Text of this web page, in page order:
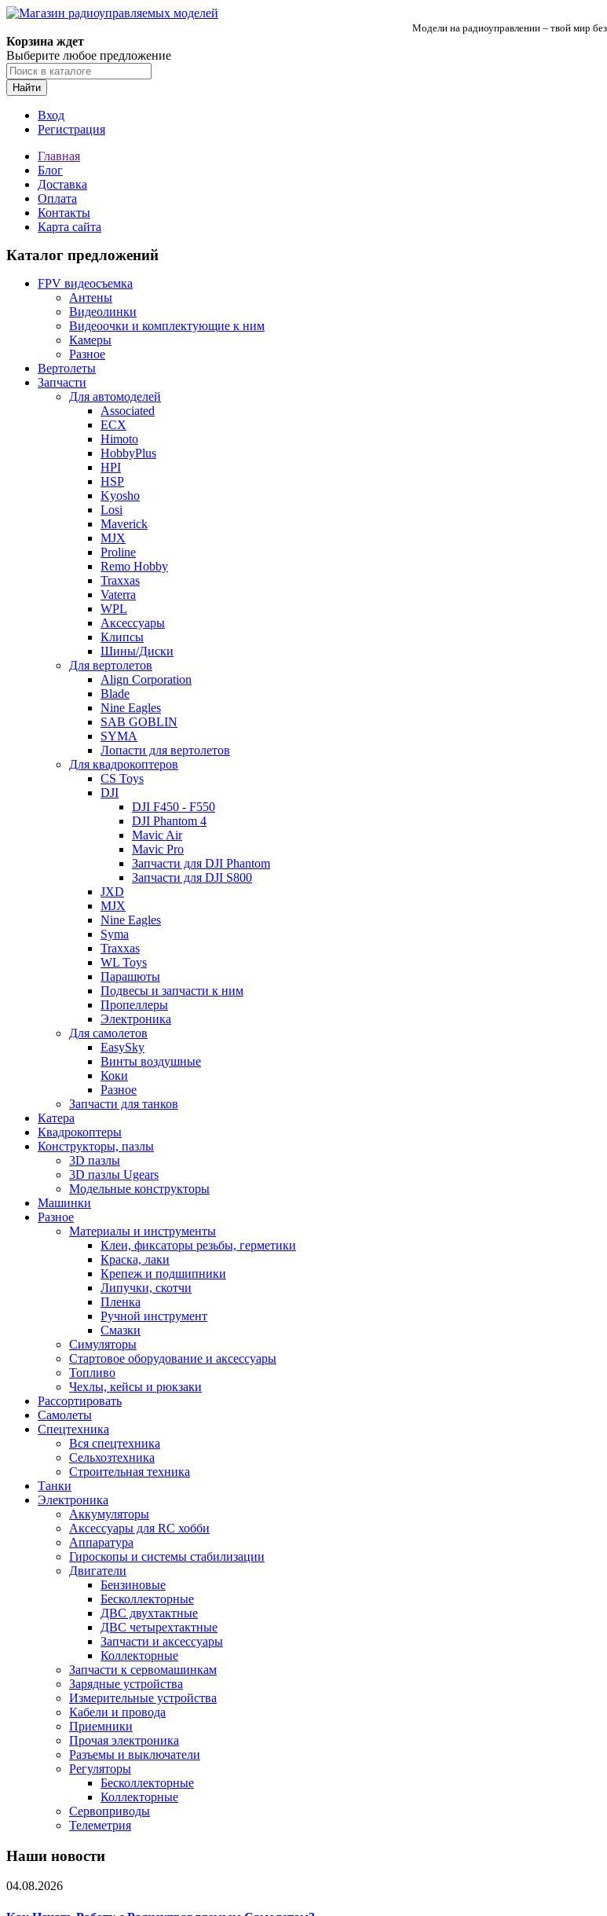
Модели на радиоуправлении – твой мир
Корзина ждет
Выберите любое предложение
Найти
Вход
Регистрация
Главная
Блог
Доставка
Оплата
Контакты
Карта сайта
Каталог предложений
FPV видеосъемка
Антены
Видеолинки
Видеоочки и комплектующие к ним
Камеры
Разное
Вертолеты
Запчасти
Для автомоделей
Associated
ECX
Himoto
HobbyPlus
HPI
HSP
Kyosho
Losi
Maverick
MJX
Proline
Remo Hobby
Traxxas
Vaterra
WPL
Аксессуары
Клипсы
Шины/Диски
Для вертолетов
Align Corporation
Blade
Nine Eagles
SAB GOBLIN
SYMA
Лопасти для вертолетов
Для квадрокоптеров
CS Toys
DJI
DJI F450 - F550
DJI Phantom 4
Mavic Air
Mavic Pro
Запчасти для DJI Phantom
Запчасти для DJI S800
JXD
MJX
Nine Eagles
Syma
Traxxas
WL Toys
Парашюты
Подвесы и запчасти к ним
Пропеллеры
Электроника
Для самолетов
EasySky
Винты воздушные
Коки
Разное
Запчасти для танков
Катера
Квадрокоптеры
Конструкторы, пазлы
3D пазлы
3D пазлы Ugears
Модельные конструкторы
Машинки
Разное
Материалы и инструменты
Клеи, фиксаторы резьбы, герметики
Краска, лаки
Крепеж и подшипники
Липучки, скотчи
Пленка
Ручной инструмент
Смазки
Симуляторы
Стартовое оборудование и аксессуары
Топливо
Чехлы, кейсы и рюкзаки
Рассортировать
Самолеты
Спецтехника
Вся спецтехника
Сельхозтехника
Строительная техника
Танки
Электроника
Аккумуляторы
Аксессуары для RC хобби
Аппаратура
Гироскопы и системы стабилизации
Двигатели
Бензиновые
Бесколлекторные
ДВС двухтактные
ДВС четырехтактные
Запчасти и аксессуары
Коллекторные
Запчасти к сервомашинкам
Зарядные устройства
Измерительные устройства
Кабели и провода
Приемники
Прочая электроника
Разъемы и выключатели
Регуляторы
Бесколлекторные
Коллекторные
Сервоприводы
Телеметрия
Наши новости
04.08.2026